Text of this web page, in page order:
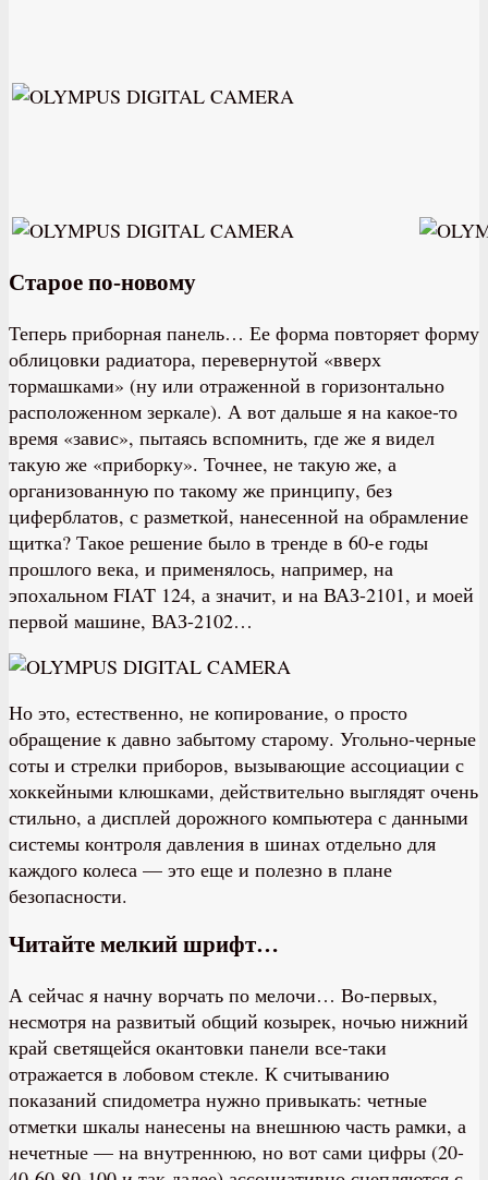
Старое по-новому
Теперь приборная панель… Ее форма повторяет форму
облицовки радиатора, перевернутой «вверх
тормашками» (ну или отраженной в горизонтально
расположенном зеркале). А вот дальше я на какое-то
время «завис», пытаясь вспомнить, где же я видел
такую же «приборку». Точнее, не такую же, а
организованную по такому же принципу, без
циферблатов, с разметкой, нанесенной на обрамление
щитка? Такое решение было в тренде в 60-е годы
прошлого века, и применялось, например, на
эпохальном FIAT 124, а значит, и на ВАЗ-2101, и моей
первой машине, ВАЗ-2102…
Но это, естественно, не копирование, о просто
обращение к давно забытому старому. Угольно-черные
соты и стрелки приборов, вызывающие ассоциации с
хоккейными клюшками, действительно выглядят очень
стильно, а дисплей дорожного компьютера с данными
системы контроля давления в шинах отдельно для
каждого колеса — это еще и полезно в плане
безопасности.
Читайте мелкий шрифт…
А сейчас я начну ворчать по мелочи… Во-первых,
несмотря на развитый общий козырек, ночью нижний
край светящейся окантовки панели все-таки
отражается в лобовом стекле. К считыванию
показаний спидометра нужно привыкать: четные
отметки шкалы нанесены на внешнюю часть рамки, а
нечетные — на внутреннюю, но вот сами цифры (20-